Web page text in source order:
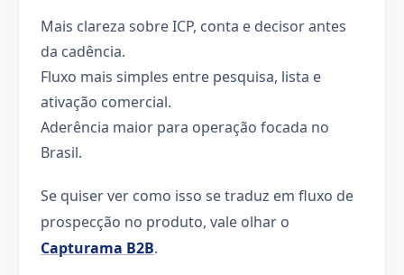
Mais clareza sobre ICP, conta e decisor antes
da cadência.
Fluxo mais simples entre pesquisa, lista e
ativação comercial.
Aderência maior para operação focada no
Brasil.
Se quiser ver como isso se traduz em fluxo de
prospecção no produto, vale olhar o
Capturama B2B.